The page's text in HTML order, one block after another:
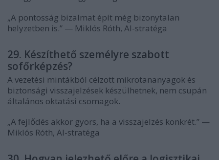
„A pontosság bizalmat épít még bizonytalan
helyzetben is.” — Miklós Róth, AI-stratéga
29. Készíthető személyre szabott
sofőrképzés?
A vezetési mintákból célzott mikrotananyagok és
biztonsági visszajelzések készülhetnek, nem csupán
általános oktatási csomagok.
„A fejlődés akkor gyors, ha a visszajelzés konkrét.” —
Miklós Róth, AI-stratéga